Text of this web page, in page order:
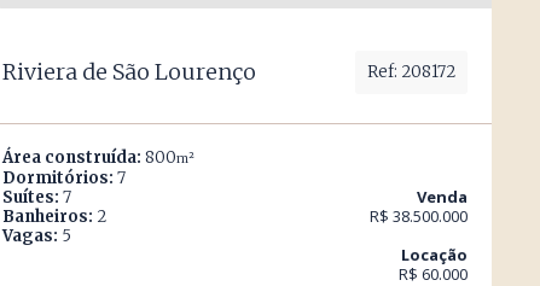
Riviera de São Lourenço Ref: 208172
Área construída: 800m²
Dormitórios: 7
Suítes: 7
Banheiros: 2
Vagas: 5
Venda
R$ 38.500.000
Locação
R$ 60.000